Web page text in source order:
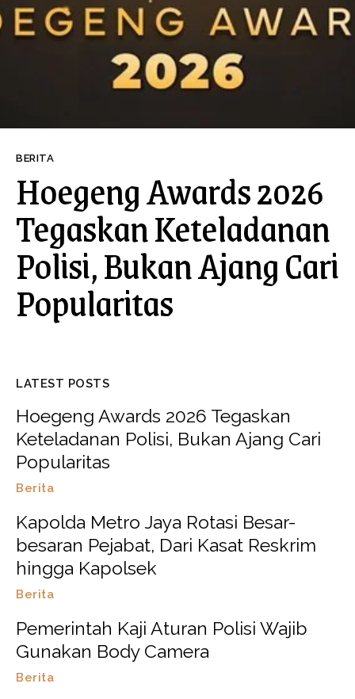
LATEST POSTS
Hoegeng Awards 2026 Tegaskan
Keteladanan Polisi, Bukan Ajang Cari
Popularitas
Berita
Kapolda Metro Jaya Rotasi Besar-
besaran Pejabat, Dari Kasat Reskrim
hingga Kapolsek
Berita
Pemerintah Kaji Aturan Polisi Wajib
Gunakan Body Camera
Berita
BERITA
Hoegeng Awards 2026
Tegaskan Keteladanan
Polisi, Bukan Ajang Cari
Popularitas